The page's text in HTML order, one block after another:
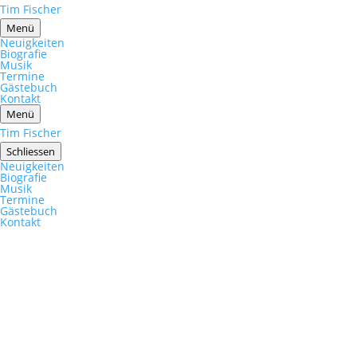
Tim Fischer
Menü
Neuigkeiten
Biografie
Musik
Termine
Gästebuch
Kontakt
Menü
Tim Fischer
Schliessen
Neuigkeiten
Biografie
Musik
Termine
Gästebuch
Kontakt